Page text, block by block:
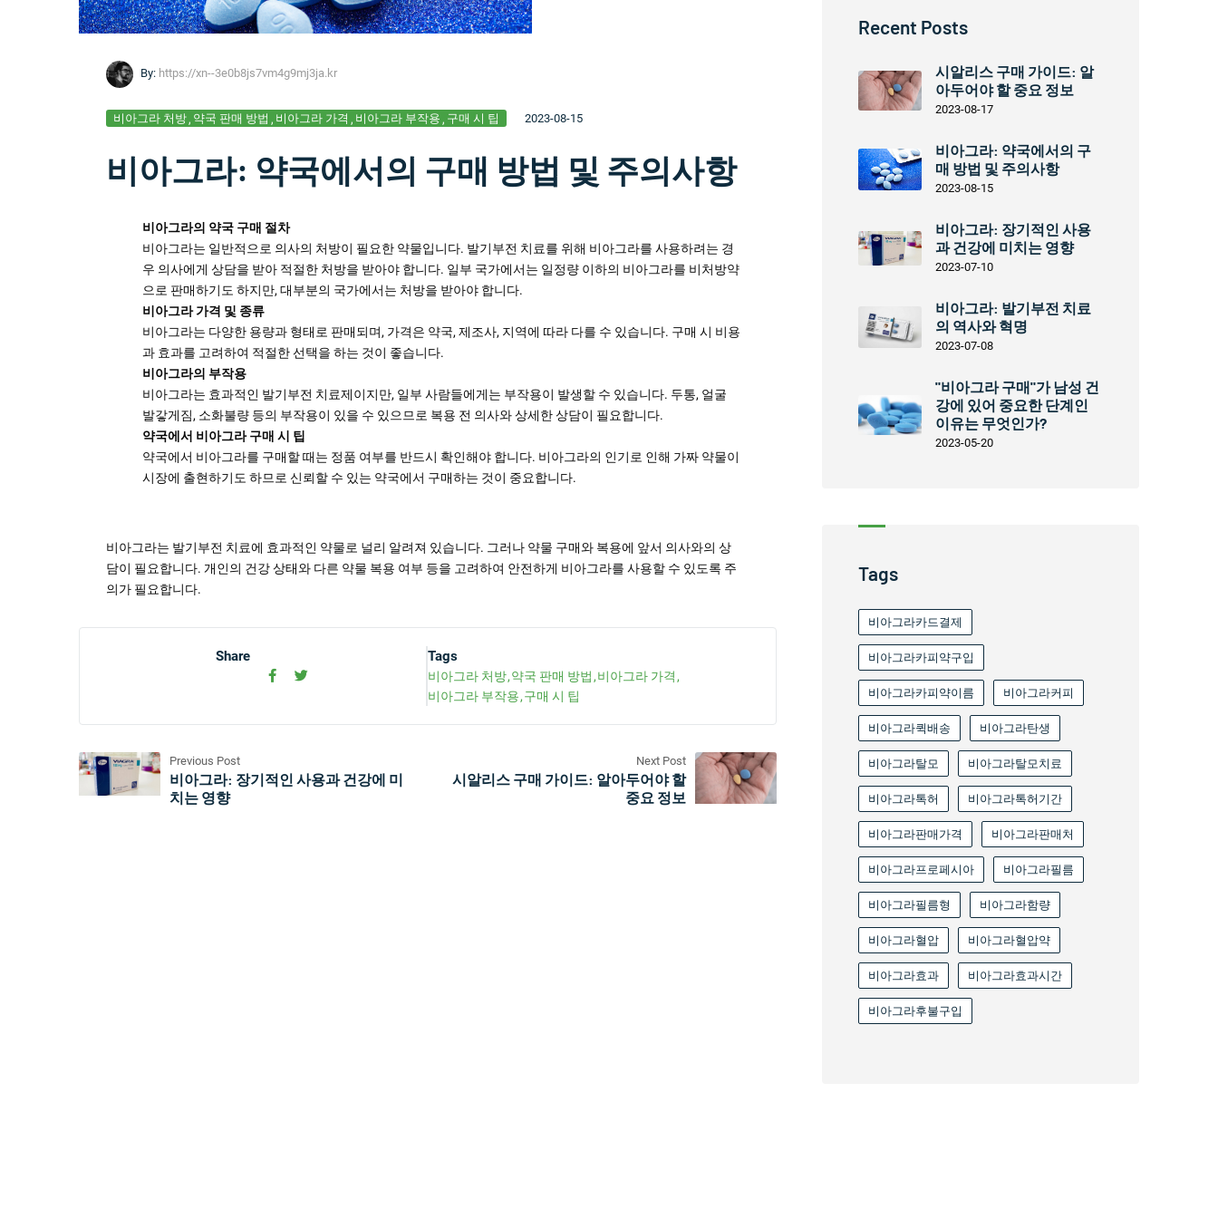
By: https://xn--3e0b8js7vm4g9mj3ja.kr
비아그라 처방 약국 판매 방법 비아그라 가격 비아그라 부작용 구매 시 팁 2023-08-15
비아그라: 약국에서의 구매 방법 및 주의사항
비아그라의 약국 구매 절차
비아그라는 일반적으로 의사의 처방이 필요한 약물입니다. 발기부전 치료를 위해 비아그라를 사용하려는 경
우 의사에게 상담을 받아 적절한 처방을 받아야 합니다. 일부 국가에서는 일정량 이하의 비아그라를 비처방약
으로 판매하기도 하지만, 대부분의 국가에서는 처방을 받아야 합니다.
비아그라 가격 및 종류
비아그라는 다양한 용량과 형태로 판매되며, 가격은 약국, 제조사, 지역에 따라 다를 수 있습니다. 구매 시 비용
과 효과를 고려하여 적절한 선택을 하는 것이 좋습니다.
비아그라의 부작용
비아그라는 효과적인 발기부전 치료제이지만, 일부 사람들에게는 부작용이 발생할 수 있습니다. 두통, 얼굴
발갛게짐, 소화불량 등의 부작용이 있을 수 있으므로 복용 전 의사와 상세한 상담이 필요합니다.
약국에서 비아그라 구매 시 팁
약국에서 비아그라를 구매할 때는 정품 여부를 반드시 확인해야 합니다. 비아그라의 인기로 인해 가짜 약물이
시장에 출현하기도 하므로 신뢰할 수 있는 약국에서 구매하는 것이 중요합니다.
비아그라는 발기부전 치료에 효과적인 약물로 널리 알려져 있습니다. 그러나 약물 구매와 복용에 앞서 의사와의 상
담이 필요합니다. 개인의 건강 상태와 다른 약물 복용 여부 등을 고려하여 안전하게 비아그라를 사용할 수 있도록 주
의가 필요합니다.
Share Tags
비아그라 처방 약국 판매 방법 비아그라 가격
비아그라 부작용 구매 시 팁
Previous Post
비아그라: 장기적인 사용과 건강에 미
치는 영향
Next Post
시알리스 구매 가이드: 알아두어야 할
중요 정보
Recent Posts
시알리스 구매 가이드: 알
아두어야 할 중요 정보
2023-08-17
비아그라: 약국에서의 구
매 방법 및 주의사항
2023-08-15
비아그라: 장기적인 사용
과 건강에 미치는 영향
2023-07-10
비아그라: 발기부전 치료
의 역사와 혁명
2023-07-08
"비아그라 구매"가 남성 건
강에 있어 중요한 단계인
이유는 무엇인가?
2023-05-20
Tags
비아그라카드결제
비아그라카피약구입
비아그라카피약이름 비아그라커피
비아그라퀵배송 비아그라탄생
비아그라탈모 비아그라탈모치료
비아그라톡허 비아그라톡허기간
비아그라판매가격 비아그라판매처
비아그라프로페시아 비아그라필름
비아그라필름형 비아그라함량
비아그라혈압 비아그라혈압약
비아그라효과 비아그라효과시간
비아그라후불구입